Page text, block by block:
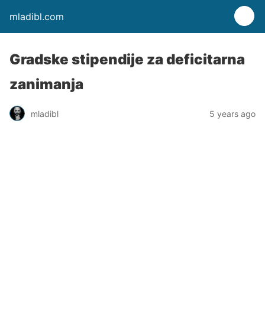
mladibl.com
Gradske stipendije za deficitarna
zanimanja
mladibl 5 years ago